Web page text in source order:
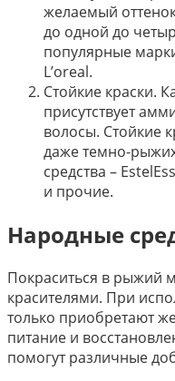
желаемый
до одной до
популярные
L’oreal.
Стойкие краски.
присутствует
волосы. Стойкие
даже темно-
средства –
и прочие.
Народные
Покраситься в рыжий
красителями. При
только приобретают
питание и
помогут различные